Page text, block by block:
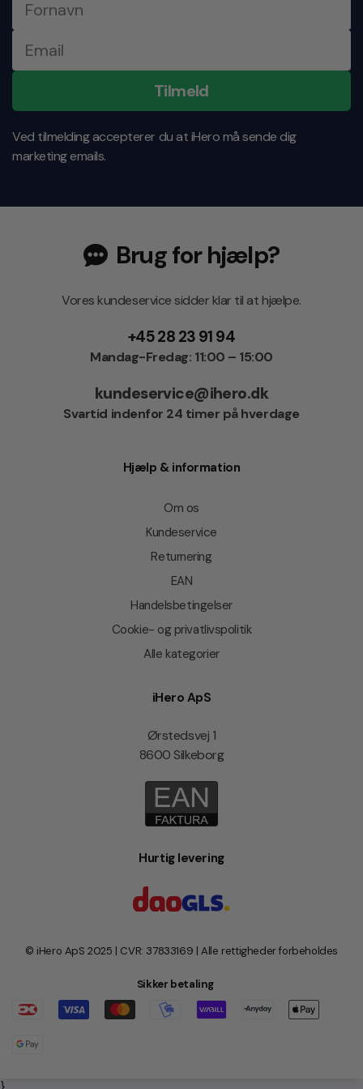
Tilmeld
Ved tilmelding accepterer du at iHero må sende dig
marketing emails.
Brug for hjælp?
Vores kundeservice sidder klar til at hjælpe.
+45 28 23 91 94
Mandag-Fredag: 11:00 – 15:00
kundeservice@ihero.dk
Svartid indenfor 24 timer på hverdage
Hjælp & information
Om os
Kundeservice
Returnering
EAN
Handelsbetingelser
Cookie- og privatlivspolitik
Alle kategorier
iHero ApS
Ørstedsvej 1
8600 Silkeborg
Hurtig levering
© iHero ApS 2025 | CVR: 37833169 | Alle rettigheder forbeholdes
Sikker betaling